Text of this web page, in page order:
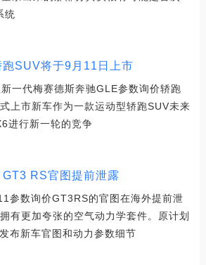
统
SUV将于9月11日上市
一代梅赛德斯奔驰GLE参数询价轿跑
上市新车作为一款运动型轿跑SUV未来
进行新一轮的竞争
RS官图提前泄露
参数询价GT3RS的官图在海外提前泄
有更加夸张的空气动力学套件。原计划
布新车官图和动力参数细节